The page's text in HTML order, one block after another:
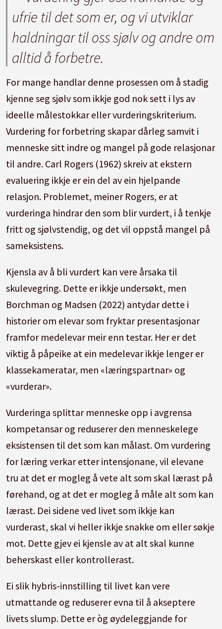
ufrie til det som er, og vi utviklar
haldningar til oss sjølv og andre om
alltid å forbetre.
For mange handlar denne prosessen om å stadig
kjenne seg sjølv som ikkje god nok sett i lys av
ideelle målestokkar eller vurderingskriterium.
Vurdering for forbetring skapar dårleg samvit i
menneske sitt indre og mangel på gode relasjonar
til andre. Carl Rogers (1962) skreiv at eks­tern
evaluering ikkje er ein del av ein hjelpande
relasjon. Problemet, meiner Rogers, er at
vurderinga hindrar den som blir vurdert, i å tenkje
fritt og sjølvstendig, og det vil oppstå mangel på
sameksistens.
Kjensla av å bli vurdert kan vere årsaka til
skulevegring. Dette er ikkje undersøkt, men
Borchman og Madsen (2022) antydar dette i
historier om elevar som fryktar presentasjonar
framfor medelevar meir enn testar. Her er det
viktig å påpeike at ein medelevar ikkje lenger er
klassekameratar, men «læringspartnar» og
«vurderar».
Vurderinga splittar menneske opp i avgrensa
kompetansar og reduserer den menneskelege
eksistensen til det som kan målast. Om vurdering
for læring verkar etter intensjon­ane, vil elevane
tru at det er mogleg å vete alt som skal lærast på
førehand, og at det er mogleg å måle alt som kan
lærast. Dei sidene ved livet som ikkje kan
vurderast, skal vi heller ikkje snakke om eller søkje
mot. Dette gjev ei kjensle av at alt skal kunne
beherskast eller kontrollerast.
Ei slik hybris-innstilling til livet kan vere
utmattande og reduserer evna til å akseptere
livets slump. Dette er òg øydeleggjande for